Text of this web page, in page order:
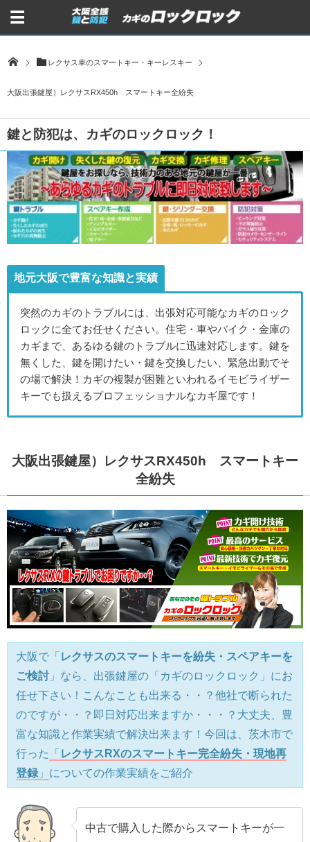
レクサス車のスマートキー・キーレスキー
大阪出張鍵屋）レクサスRX450h スマートキー全紛失
鍵と防犯は、カギのロックロック！
地元大阪で豊富な知識と実績
突然のカギのトラブルには、出張対応可能なカギのロック
ロックに全てお任せください。住宅・車やバイク・金庫の
カギまで、あるゆる鍵のトラブルに迅速対応します。鍵を
無くした、鍵を開けたい・鍵を交換したい、緊急出動でそ
の場で解決！カギの複製が困難といわれるイモビライザー
キーでも扱えるプロフェッショナルなカギ屋です！
大阪出張鍵屋）レクサスRX450h スマートキー
全紛失
大阪で「 レクサスのスマートキーを紛失・スペアキーを
ご検討 」なら、出張鍵屋の「カギのロックロック」にお
任せ下さい！こんなことも出来る・・？他社で断られた
のですが・・？即日対応出来ますか・・・？大丈夫、豊
富な知識と作業実績で解決出来ます！今回は、茨木市で
行った
「 レクサスRXのスマートキー完全紛失・現地再
登録 」 についての作業実績をご紹介
中古で購入した際からスマートキーが一